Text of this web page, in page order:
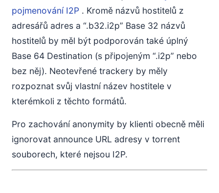
pojmenování I2P . Kromě názvů hostitelů z
adresářů adres a “.b32.i2p” Base 32 názvů
hostitelů by měl být podporován také úplný
Base 64 Destination (s připojeným “.i2p” nebo
bez něj). Neotevřené trackery by měly
rozpoznat svůj vlastní název hostitele v
kterémkoli z těchto formátů.
Pro zachování anonymity by klienti obecně měli
ignorovat announce URL adresy v torrent
souborech, které nejsou I2P.